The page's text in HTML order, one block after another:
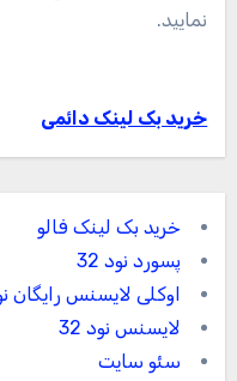
نمایید.
خرید بک لینک دائمی
خرید بک لینک فالو
پسورد نود 32
اوکلی لایسنس رایگان نود
لایسنس نود 32
سئو سایت